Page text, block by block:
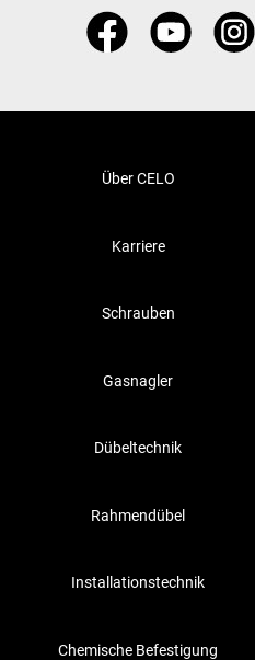
Über CELO
Karriere
Schrauben
Gasnagler
Dübeltechnik
Rahmendübel
Installationstechnik
Chemische Befestigung